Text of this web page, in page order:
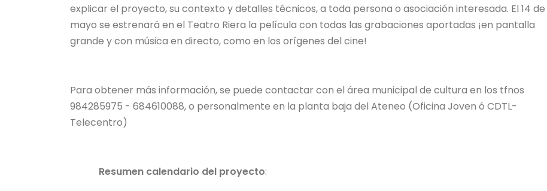
explicar el proyecto, su contexto y detalles técnicos, a toda persona o asociación interesada. El 14 de
mayo se estrenará en el Teatro Riera la película con todas las grabaciones aportadas ¡en pantalla
grande y con música en directo, como en los orígenes del cine!
Para obtener más información, se puede contactar con el área municipal de cultura en los tfnos
984285975 - 684610088, o personalmente en la planta baja del Ateneo (Oficina Joven ó CDTL-
Telecentro)
Resumen calendario del proyecto: